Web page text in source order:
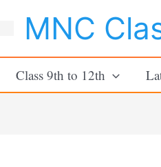
MNC
Class 9th to 12th